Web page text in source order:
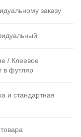
заказу
/ Клеевое
в футляр
и стандартная